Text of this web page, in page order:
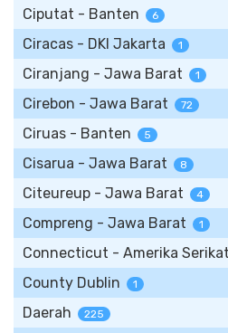
Ciputat - Banten 6
Ciracas - DKI Jakarta 1
Ciranjang - Jawa Barat 1
Cirebon - Jawa Barat 72
Ciruas - Banten 5
Cisarua - Jawa Barat 8
Citeureup - Jawa Barat 4
Compreng - Jawa Barat 1
Connecticut - Amerika Serikat
County Dublin 1
Daerah 225